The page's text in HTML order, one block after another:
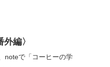
編〉
noteで「コーヒーの学